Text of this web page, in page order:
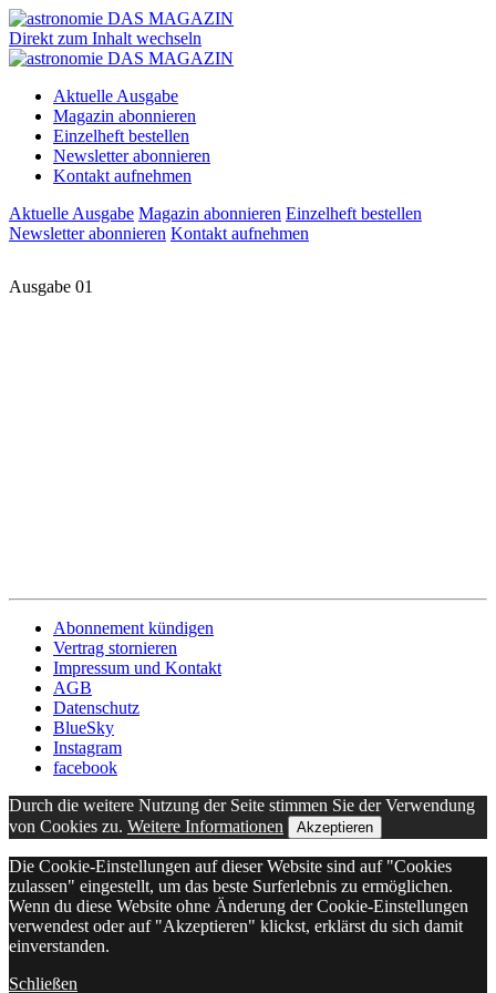
Direkt zum Inhalt wechseln
Aktuelle Ausgabe
Magazin abonnieren
Einzelheft bestellen
Newsletter abonnieren
Kontakt aufnehmen
Aktuelle Ausgabe Magazin abonnieren Einzelheft bestellen
Newsletter abonnieren Kontakt aufnehmen
Ausgabe 01
Abonnement kündigen
Vertrag stornieren
Impressum und Kontakt
AGB
Datenschutz
BlueSky
Instagram
facebook
Durch die weitere Nutzung der Seite stimmen Sie der Verwendung
von Cookies zu. Weitere Informationen Akzeptieren
Die Cookie-Einstellungen auf dieser Website sind auf "Cookies
zulassen" eingestellt, um das beste Surferlebnis zu ermöglichen.
Wenn du diese Website ohne Änderung der Cookie-Einstellungen
verwendest oder auf "Akzeptieren" klickst, erklärst du sich damit
einverstanden.
Schließen